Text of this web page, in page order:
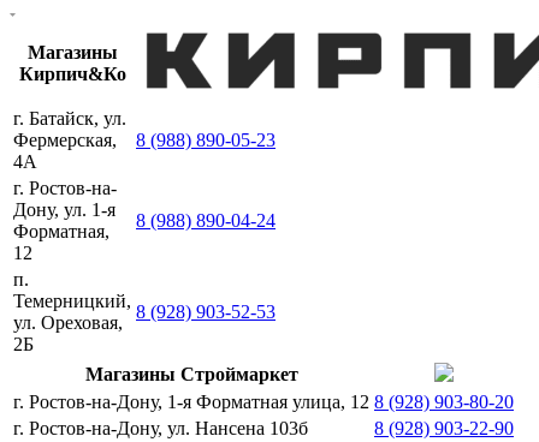
Магазины
Кирпич&Ко
г. Батайск, ул.
Фермерская,
4А
8 (988) 890-05-23
г. Ростов-на-
Дону, ул. 1-я
Форматная,
12
8 (988) 890-04-24
п.
Темерницкий,
ул. Ореховая,
2Б
8 (928) 903-52-53
Магазины Строймаркет
г. Ростов-на-Дону, 1-я Форматная улица, 12 8 (928) 903-80-20
г. Ростов-на-Дону, ул. Нансена 103б
8 (928) 903-22-90